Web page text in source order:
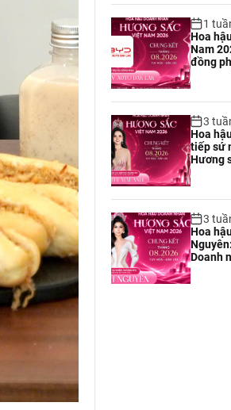
1
Hoa
Nam
đồng
3
Hoa
tiếp sứ
Hương
3
Hoa
Doanh